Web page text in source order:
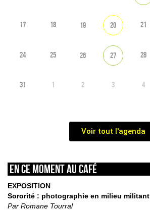
17 18 19 20 21
24 25 26 27 28
31 1 2 3 4
Voir tout l'agenda
En ce moment au café
EXPOSITION
Sororité : photographie en milieu militant
Par Romane Tourral